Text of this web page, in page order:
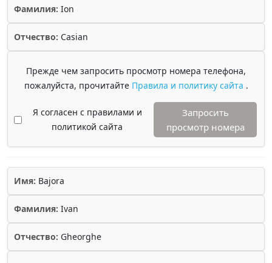
Фамилия: Ion
Отчество: Casian
Прежде чем запросить просмотр номера телефона,
пожалуйста, прочитайте Правила и политику сайта .
Я согласен с правилами и
политикой сайта
Запросить
просмотр номера
Имя: Bajora
Фамилия: Ivan
Отчество: Gheorghe